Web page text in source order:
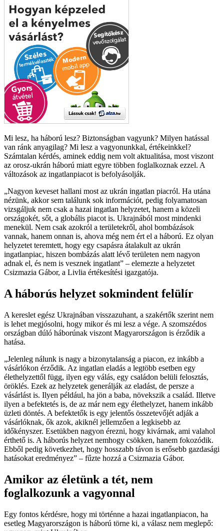
Mi lesz, ha háború lesz? Biztonságban vagyunk? Milyen hatással
van ránk anyagilag? Mi lesz a vagyonunkkal, értékeinkkel?
Számtalan kérdés, aminek eddig nem volt aktualitása, most viszont
az orosz-ukrán háború miatt egyre többen foglalkoznak ezzel. A
változások az ingatlanpiacot is befolyásolják.
Nagyon keveset hallani most az ukrán ingatlan piacról. Ha utána
nézünk, akkor sem találunk sok információt, pedig folyamatosan
vizsgáljuk nem csak a hazai ingatlan helyzetet, hanem a közeli
országokét, sőt, a globális piacot is. Ukrajnából most mindenki
menekül. Nem csak azokról a területekről, ahol bombázások
vannak, hanem onnan is, ahova még nem ért el a háború. Ez olyan
helyzetet teremtett, hogy egy csapásra átalakult az ukrán
ingatlanpiac, hiszen bombázás alatt lévő területen nem nagyon
adnak el, és nem is vesznek ingatlant
– elemezte a helyzetet
Csizmazia Gábor, a Livlia értékesítési igazgatója.
A háborús helyzet sokmindent felülír
A kereslet egész Ukrajnában visszazuhant, a szakértők szerint nem
is lehet megjósolni, hogy mikor és mi lesz a vége. A szomszédos
országban dúló háborúnak viszont Magyarországon is érződik a
hatása.
Jelenleg nálunk is nagy a bizonytalanság a piacon, ez inkább a
vásárlókon érződik. Az ingatlan eladás a legtöbb esetben egy
élethelyzettől függ, ilyen egy válás, egy családon belüli felosztás,
öröklés. Ezek az helyzetek generálják az eladást, de persze a
vásárlást is. Ilyen például, ha jön a baba, növekszik a család. Illetve
ilyen a befektetés is, de az már nem egy élethelyzet, hanem inkább
üzleti döntés. A befektetők is egy jelentős összetevőjét adják a
vásárlóknak, ők azok, akiknél jellemzően a legkisebb az
időkényszer. Esetükben nagyon érezni, hogy kivárnak, ami valahol
érthető is. A háborús helyzet nemhogy csökken, hanem fokozódik.
Ebből pedig következhet, hogy hosszabb távon is erősebb gazdasági
hatásokat eredményez
– fűzte hozzá a Csizmazia Gábor.
Amikor az életünk a tét, nem
foglalkozunk a vagyonnal
Egy fontos kérdésre, hogy mi történne a hazai ingatlanpiacon, ha
esetleg Magyarországon is háború törne ki, a válasz nem meglepő: